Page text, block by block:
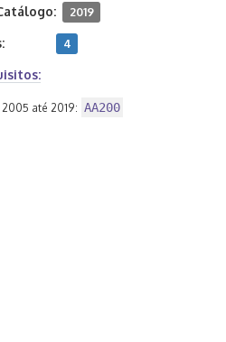
2019
4
2005 até 2019: AA200